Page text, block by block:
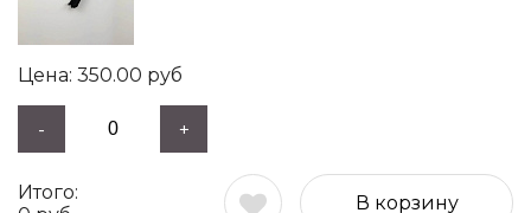
350.00 руб
- +
В корзину